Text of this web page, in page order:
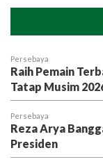
Persebaya
Raih Pemain
Tatap Musim
Persebaya
Reza Arya
Presiden